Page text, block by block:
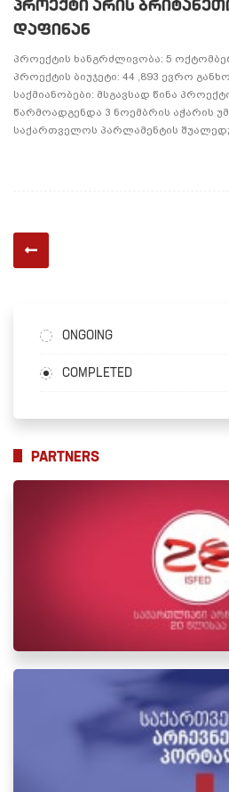
ᲞᲠᲝᲔᲥᲢᲘ ᲐᲠᲘᲡ
ᲓᲐᲤᲘᲜᲐᲜ
პროექტის ხანგრძლივობა: 5
პროექტის ბიუჯეტი: 44 ,893 ევრო
საქმიანობები: მსგავსად წინა
წარმოადგენდა 3 ნოემბრის აჭარის
საქართველოს პარლამენტის
ONGOING
COMPLETED
PARTNERS